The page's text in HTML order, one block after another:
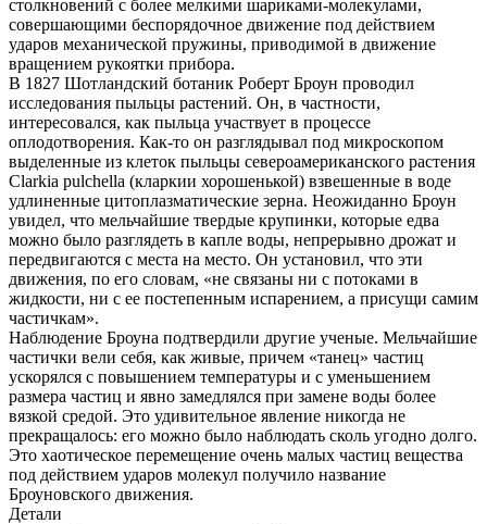
столкновений с более мелкими шариками-молекулами,
совершающими беспорядочное движение под действием
ударов механической пружины, приводимой в движение
вращением рукоятки прибора.
В 1827 Шотландский ботаник Роберт Броун проводил
исследования пыльцы растений. Он, в частности,
интересовался, как пыльца участвует в процессе
оплодотворения. Как-то он разглядывал под микроскопом
выделенные из клеток пыльцы североамериканского растения
Clarkia pulchella (кларкии хорошенькой) взвешенные в воде
удлиненные цитоплазматические зерна. Неожиданно Броун
увидел, что мельчайшие твердые крупинки, которые едва
можно было разглядеть в капле воды, непрерывно дрожат и
передвигаются с места на место. Он установил, что эти
движения, по его словам, «не связаны ни с потоками в
жидкости, ни с ее постепенным испарением, а присущи самим
частичкам».
Наблюдение Броуна подтвердили другие ученые. Мельчайшие
частички вели себя, как живые, причем «танец» частиц
ускорялся с повышением температуры и с уменьшением
размера частиц и явно замедлялся при замене воды более
вязкой средой. Это удивительное явление никогда не
прекращалось: его можно было наблюдать сколь угодно долго.
Это хаотическое перемещение очень малых частиц вещества
под действием ударов молекул получило название
Броуновского движения.
Детали